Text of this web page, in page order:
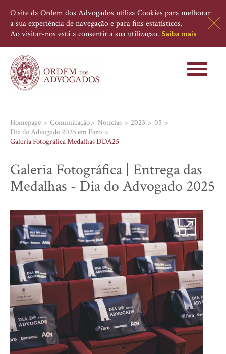
O site da Ordem dos Advogados utiliza Cookies para melhorar
a sua experiência de navegação e para fins estatísticos.
Ao visitar-nos está a consentir a sua utilização. Saiba mais
Toggle
Homepage Comunicação Notícias 2025
05
Dia do Advogado 2025 em Faro
Galeria Fotográfica Medalhas DDA25
Galeria Fotográfica | Entrega das
Medalhas - Dia do Advogado 2025